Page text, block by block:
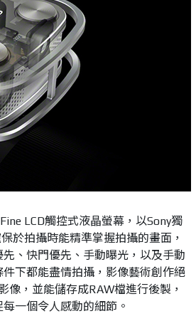
LCD觸控式液晶螢幕，以Sony獨
於拍攝時能精準掌握拍攝的畫面，
、快門優先、手動曝光，以及手動
下都能盡情拍攝，影像藝術創作絕
，並能儲存成RAW檔進行後製，
一個令人感動的細節。